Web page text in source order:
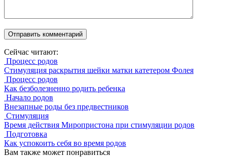
Сейчас читают:
Процесс родов
Стимуляция раскрытия шейки матки катетером Фолея
Процесс родов
Как безболезненно родить ребенка
Начало родов
Внезапные роды без предвестников
Стимуляция
Время действия Миропристона при стимуляции родов
Подготовка
Как успокоить себя во время родов
Вам также может понравиться